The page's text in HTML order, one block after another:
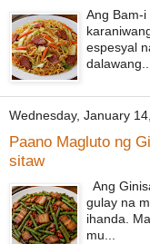
Ang Bam-
espesyal
Wednesday, January
Paano Magluto ng
sitaw
Ang
gulay na
ihanda.
mu...